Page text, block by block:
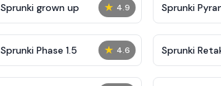
★ 4.9
Sprunki grown up Sprunki
★ 4.6
Sprunki Phase 1.5 Sprunki